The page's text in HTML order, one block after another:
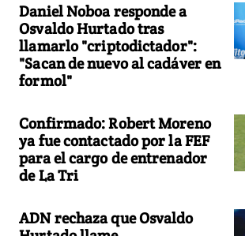
Daniel Noboa responde a
Osvaldo Hurtado tras
llamarlo "criptodictador":
"Sacan de nuevo al cadáver en
formol"
Confirmado: Robert Moreno
ya fue contactado por la FEF
para el cargo de entrenador
de La Tri
ADN rechaza que Osvaldo